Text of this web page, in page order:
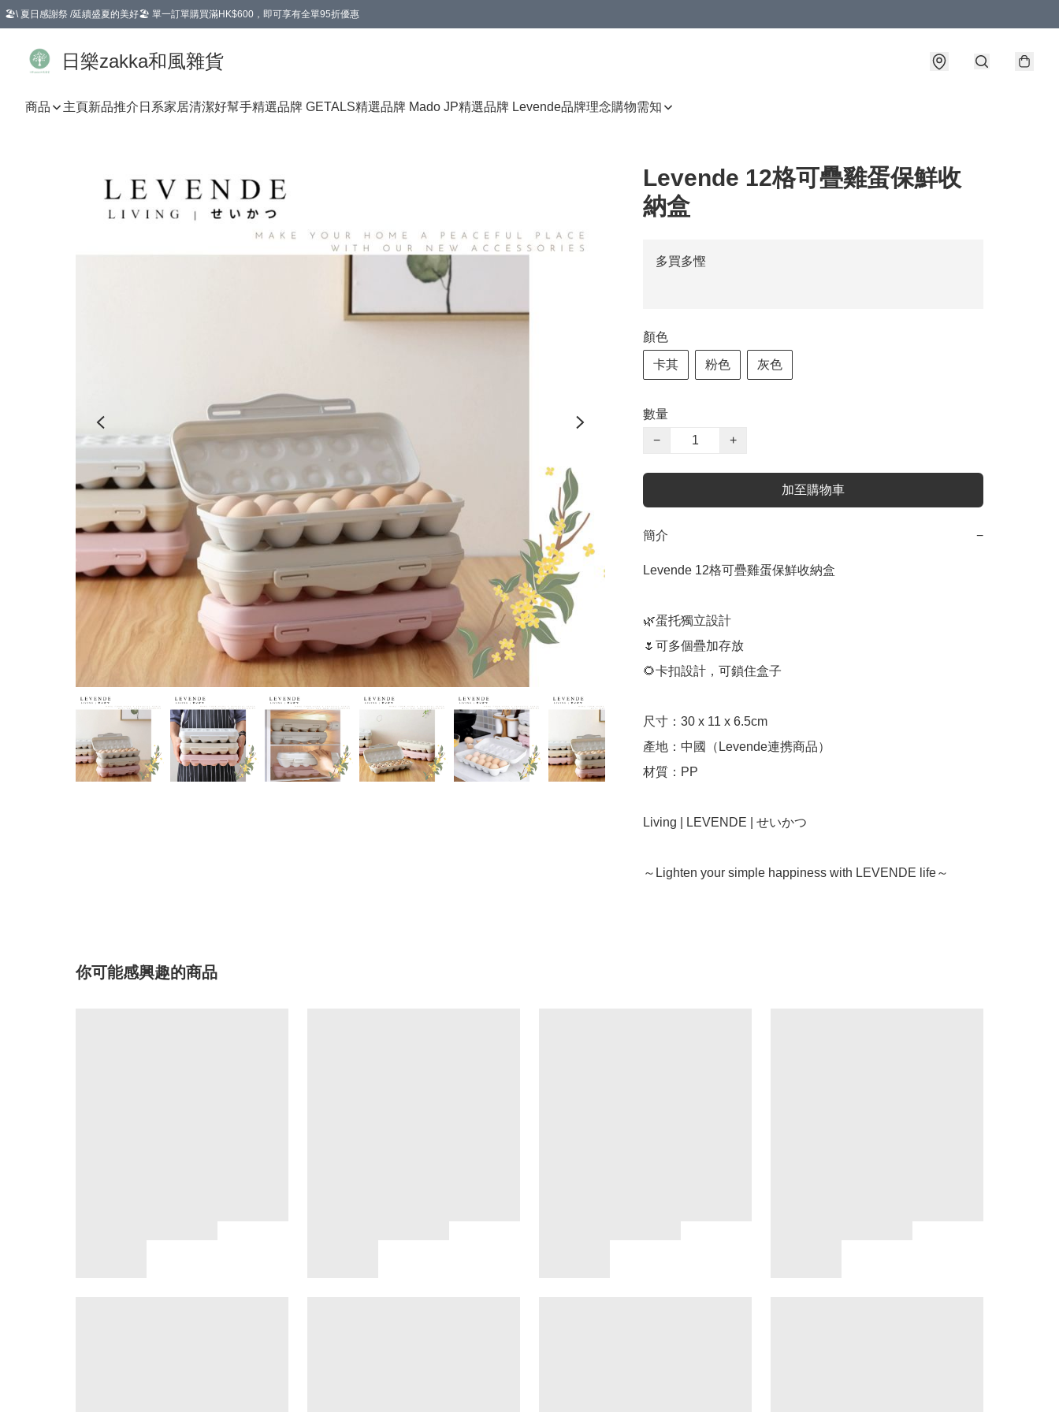
🏖️\ 夏日感謝祭 /延續盛夏的美好🏖️ 單一訂單購買滿HK$600，即可享有全單95折優惠
日樂zakka和風雜貨
商品 主頁新品推介 日系家居清潔好幫手精選品牌 GETALS精選品牌 Mado JP精選品牌 Levende品牌理念購物需知
Levende 12格可疊雞蛋保鮮收
納盒
多買多慳
顏色
卡其 粉色 灰色
數量
−
+
加至購物車
簡介 −
Levende 12格可疊雞蛋保鮮收納盒
🌿蛋托獨立設計
🌷可多個疊加存放
🌻卡扣設計，可鎖住盒子
尺寸：30 x 11 x 6.5cm
產地：中國（Levende連携商品）
材質：PP
Living | LEVENDE | せいかつ
～Lighten your simple happiness with LEVENDE life～
你可能感興趣的商品